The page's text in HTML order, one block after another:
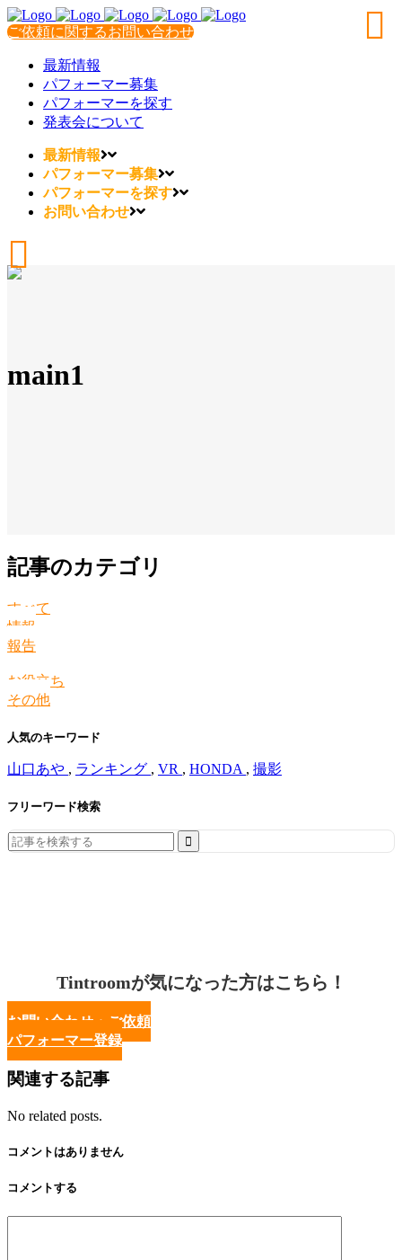
ご依頼に関するお問い合わせ
最新情報
パフォーマー募集
パフォーマーを探す
発表会について
最新情報
パフォーマー募集
パフォーマーを探す
お問い合わせ
main1
記事のカテゴリ
すべて
情報
報告
お役立ち
その他
人気のキーワード
山口あや , ランキング , VR , HONDA , 撮影
フリーワード検索
Search
for:
Tintroomが気になった方はこちら！
お問い合わせ・ご依頼
パフォーマー登録
関連する記事
No related posts.
コメントはありません
コメントする